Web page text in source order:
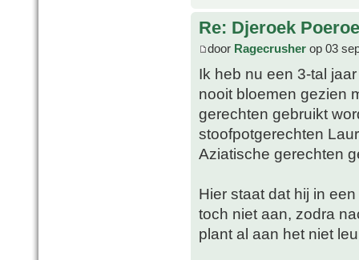
Re: Djeroek
door Ragecrusher op 03
Ik heb nu een 3-tal
nooit bloemen gezien
gerechten gebruikt
stoofpotgerechten
Aziatische gerechten
Hier staat dat hij in
toch niet aan, zodra
plant al aan het niet